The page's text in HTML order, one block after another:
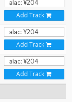
Add Track
Add Track
Add Track